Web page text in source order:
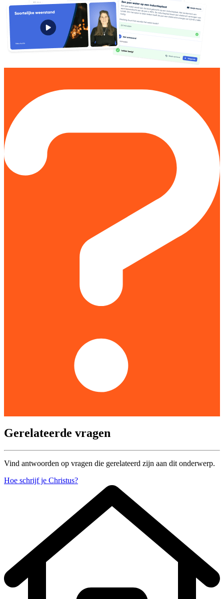
Gerelateerde vragen
Vind antwoorden op vragen die gerelateerd zijn aan dit onderwerp.
Hoe schrijf je Christus?